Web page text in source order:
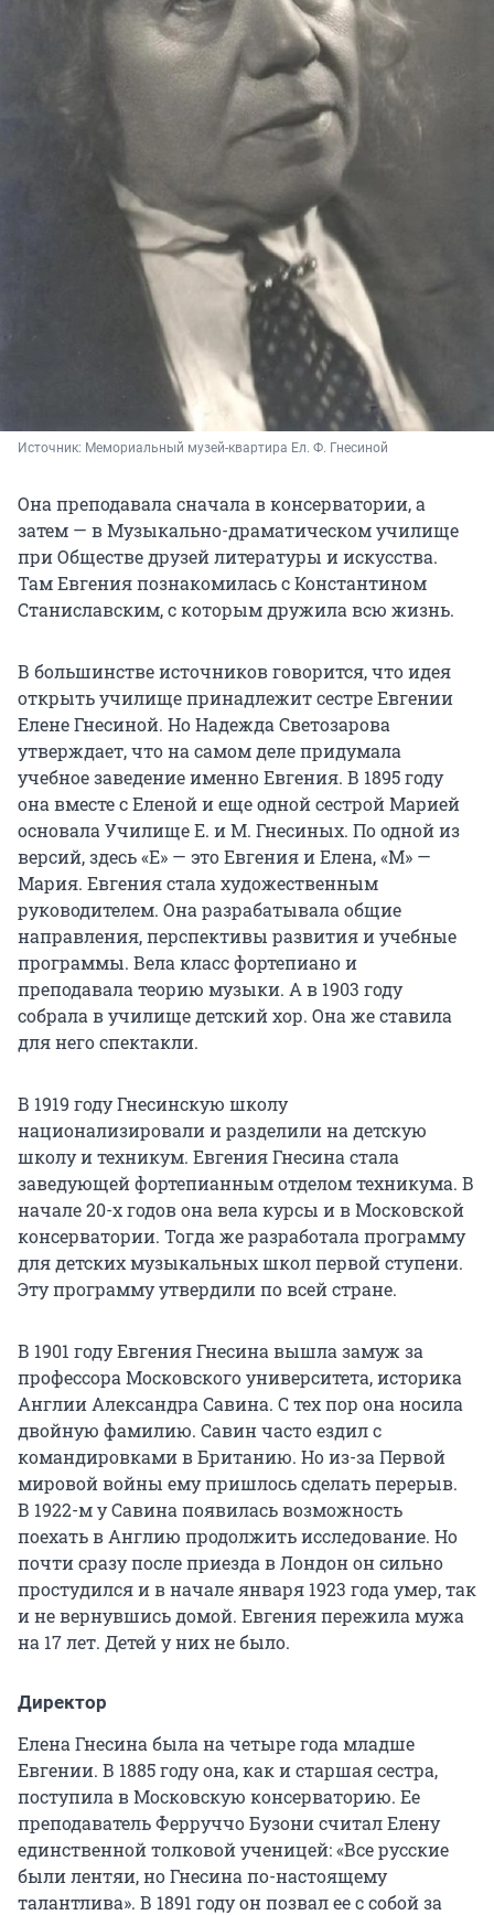
Источник: Мемориальный музей-квартира Ел. Ф. Гнесиной
Она преподавала сначала в консерватории, а
затем — в Музыкально-драматическом училище
при Обществе друзей литературы и искусства.
Там Евгения познакомилась с Константином
Станиславским, с которым дружила всю жизнь.
В большинстве источников говорится, что идея
открыть училище принадлежит сестре Евгении
Елене Гнесиной. Но Надежда Светозарова
утверждает, что на самом деле придумала
учебное заведение именно Евгения. В 1895 году
она вместе с Еленой и еще одной сестрой Марией
основала УчилищеЕ. и М. Гнесиных. По одной из
версий, здесь «Е» — это Евгения и Елена, «М» —
Мария. Евгения стала художественным
руководителем. Она разрабатывала общие
направления, перспективы развития и учебные
программы. Вела класс фортепиано и
преподавала теорию музыки. А в 1903 году
собрала в училище детский хор. Она же ставила
для него спектакли.
В 1919 году Гнесинскую школу
национализировали и разделили на детскую
школу и техникум. Евгения Гнесина стала
заведующей фортепианным отделом техникума. В
начале20-х годовона вела курсы и в Московской
консерватории. Тогда же разработала программу
для детских музыкальных школ первой ступени.
Эту программу утвердили по всей стране.
В 1901 году Евгения Гнесина вышла замуж за
профессора Московского университета, историка
Англии Александра Савина. С тех пор она носила
двойную фамилию. Савин часто ездил с
командировками в Британию. Но из-за Первой
мировой войны ему пришлось сделать перерыв.
В 1922-му Савина появилась возможность
поехать в Англию продолжить исследование. Но
почти сразу после приезда в Лондон он сильно
простудился и в начале января 1923 года умер, так
и не вернувшись домой. Евгения пережила мужа
на 17 лет. Детей у них не было.
Директор
Елена Гнесина была на четыре года младше
Евгении. В 1885 году она, как и старшая сестра,
поступила в Московскую консерваторию. Ее
преподаватель Ферруччо Бузони считал Елену
единственной толковой ученицей: «Все русские
были лентяи, но Гнесина по-настоящему
талантлива». В 1891 году он позвал ее с собой за